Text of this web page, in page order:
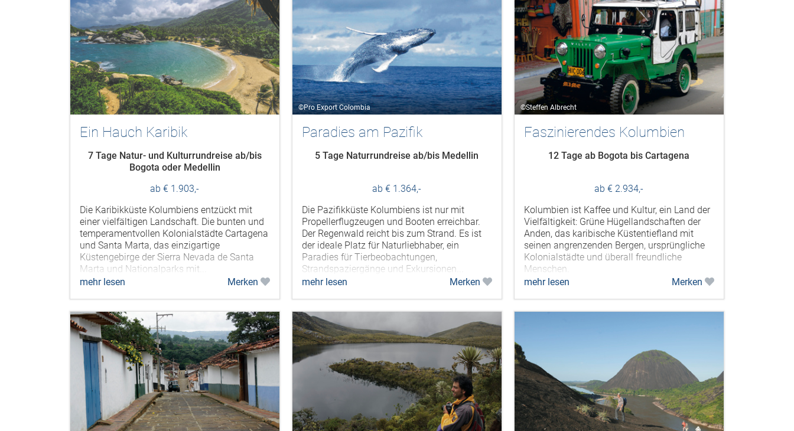
Ein Hauch Karibik
7 Tage Natur- und Kulturrundreise ab/bis
Bogota oder Medellin
ab € 1.903,-
Die Karibikküste Kolumbiens entzückt mit
einer vielfältigen Landschaft. Die bunten und
temperamentvollen Kolonialstädte Cartagena
und Santa Marta, das einzigartige
Küstengebirge der Sierra Nevada de Santa
Marta und Nationalparks mit...
mehr lesen
Merken
©Pro Export Colombia
Paradies am Pazifik
5 Tage Naturrundreise ab/bis Medellin
ab € 1.364,-
Die Pazifikküste Kolumbiens ist nur mit
Propellerflugzeugen und Booten erreichbar.
Der Regenwald reicht bis zum Strand. Es ist
der ideale Platz für Naturliebhaber, ein
Paradies für Tierbeobachtungen,
Strandspaziergänge und Exkursionen...
mehr lesen
Merken
©Steffen Albrecht
Faszinierendes Kolumbien
12 Tage ab Bogota bis Cartagena
ab € 2.934,-
Kolumbien ist Kaffee und Kultur, ein Land der
Vielfältigkeit: Grüne Hügellandschaften der
Anden, das karibische Küstentiefland mit
seinen angrenzenden Bergen, ursprüngliche
Kolonialstädte und überall freundliche
Menschen.
mehr lesen
Merken